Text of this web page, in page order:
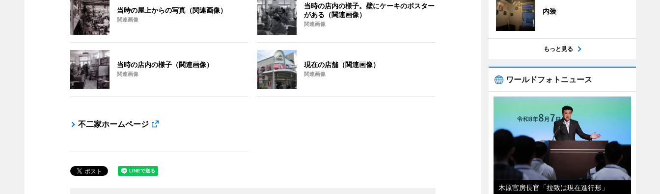
当時の屋上からの写真（関連画像）
関連画像
当時の店内の様子。壁にケーキのポスター
がある（関連画像）
関連画像
当時の店内の様子（関連画像）
関連画像
現在の店舗（関連画像）
関連画像
不二家ホームページ
内装
もっと見る
ワールドフォトニュース
木原官房長官「拉致は現在進行形」